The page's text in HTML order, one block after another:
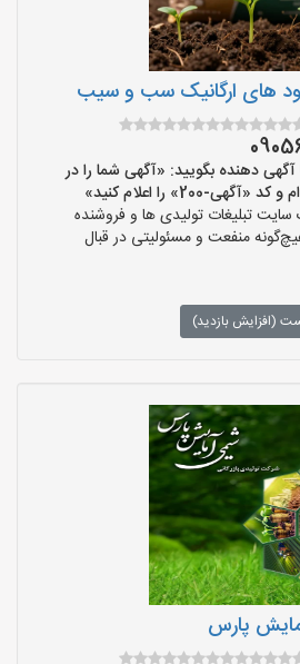
های ارگانیک سب و سیب
دهنده بگویید: «آگهی شما را در
200» را اعلام کنید»
تبلیغات تولیدی ها و فروشنده
منفعت و مسئولیتی در قبال
(افزایش بازدید)
پارس